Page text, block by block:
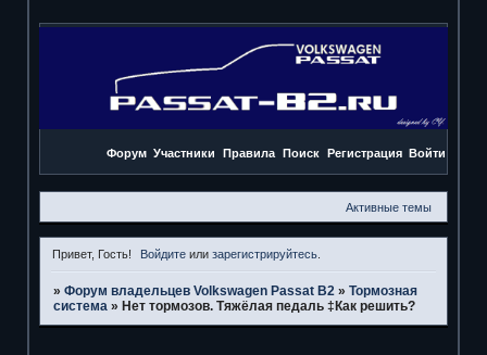
Форум Участники Правила Поиск Регистрация Войти
Активные темы
Привет, Гость! Войдите илизарегистрируйтесь
» Форум владельцев Volkswagen Passat B2 » Тормозная
система » Нет тормозов. Тяжёлая педаль ‡Как решить?